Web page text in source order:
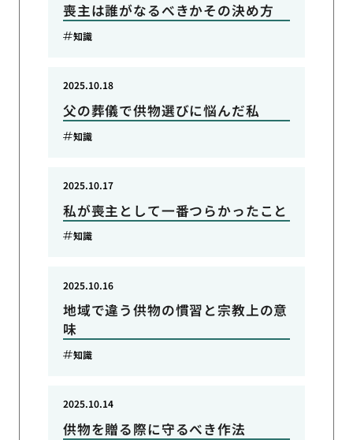
喪主は誰がなるべきかその決め方
知識
父の葬儀で供物選びに悩んだ私
2025.10.18
知識
私が喪主として一番つらかったこと
2025.10.17
知識
地域で違う供物の慣習と宗教上の意
味
2025.10.16
知識
供物を贈る際に守るべき作法
2025.10.14